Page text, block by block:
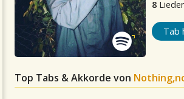
8
Tab
Top Tabs & Akkorde von